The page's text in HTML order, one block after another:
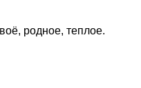
родное, теплое.